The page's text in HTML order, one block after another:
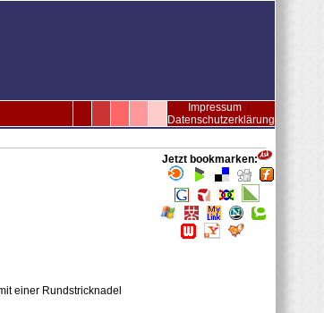
Impressum|
Datenschutzerklärung
einer Rundstricknadel
Jetzt bookmarken: